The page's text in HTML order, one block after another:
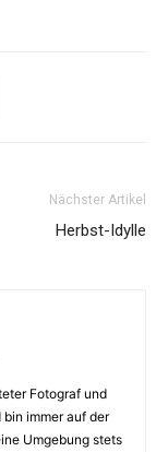
Nächster Artikel
Herbst-Idylle
Fotograf und
immer auf der
Umgebung stets